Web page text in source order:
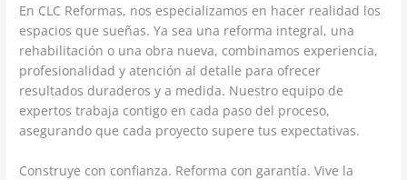
En CLC Reformas, nos especializamos en hacer realidad los
espacios que sueñas. Ya sea una reforma integral, una
rehabilitación o una obra nueva, combinamos experiencia,
profesionalidad y atención al detalle para ofrecer
resultados duraderos y a medida. Nuestro equipo de
expertos trabaja contigo en cada paso del proceso,
asegurando que cada proyecto supere tus expectativas.
Construye con confianza. Reforma con garantía. Vive la